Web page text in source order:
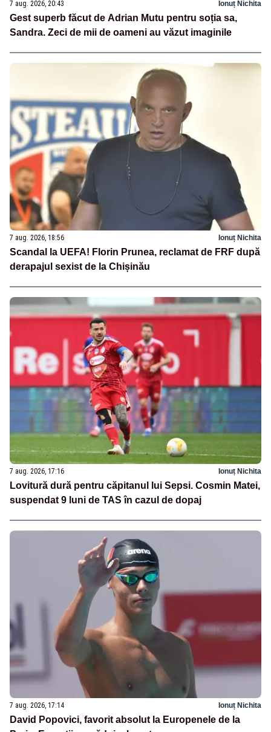
7 aug. 2026, 20:43 Ionuț Nichita
Gest superb făcut de Adrian Mutu pentru soția sa,
Sandra. Zeci de mii de oameni au văzut imaginile
7 aug. 2026, 18:56 Ionuț Nichita
Scandal la UEFA! Florin Prunea, reclamat de FRF după
derapajul sexist de la Chișinău
7 aug. 2026, 17:16 Ionuț Nichita
Lovitură dură pentru căpitanul lui Sepsi. Cosmin Matei,
suspendat 9 luni de TAS în cazul de dopaj
7 aug. 2026, 17:14 Ionuț Nichita
David Popovici, favorit absolut la Europenele de la